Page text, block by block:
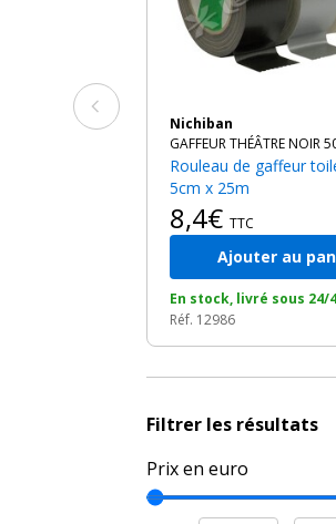
Nichiban
GAFFEUR THÉÂTRE NOIR
Rouleau de gaffeur toilé noir
5cm x 25m
8,4€ TTC
Ajouter au
En stock, livré sous 24/
Réf. 12986
Filtrer les résultats
Prix en euro